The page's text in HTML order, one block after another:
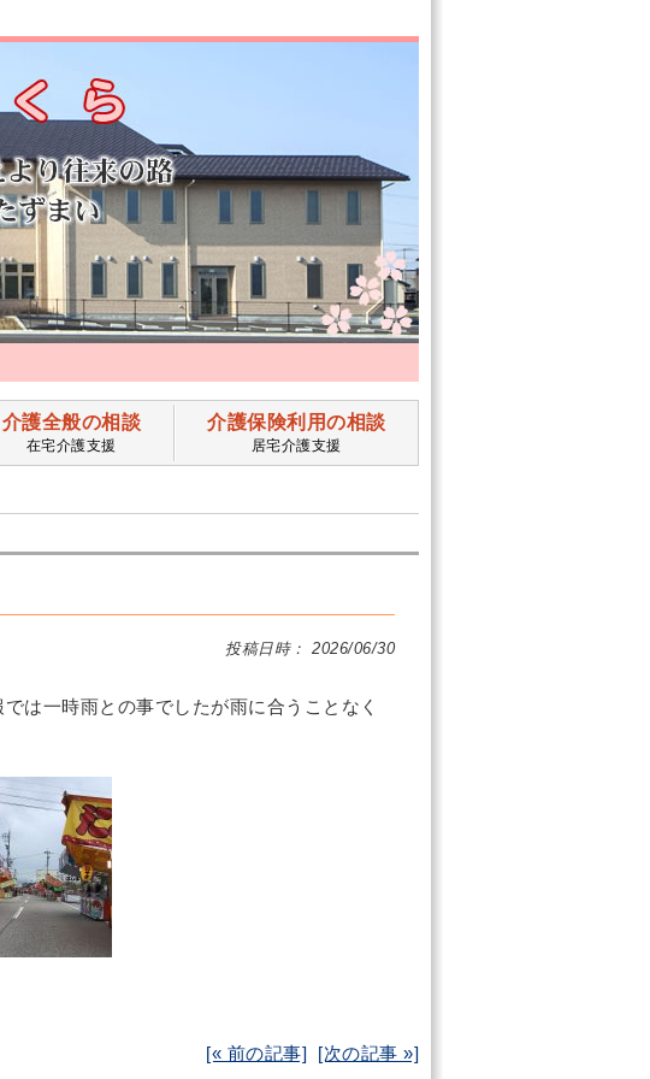
介護全般の相談
在宅介護支援
介護保険利用の相談
居宅介護支援
投稿日時： 2026/06/30
は一時雨との事でしたが雨に合うことなく
[« 前の記事] [次の記事 »]